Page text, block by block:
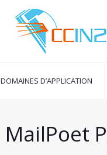
DOMAINES D’APPLICATION
MailPoet